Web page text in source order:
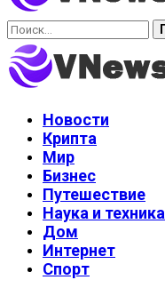
Найти:
Новости
Крипта
Мир
Бизнес
Путешествие
Наука и техника
Дом
Интернет
Спорт